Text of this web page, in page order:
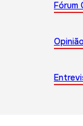
Fórum
Opinião